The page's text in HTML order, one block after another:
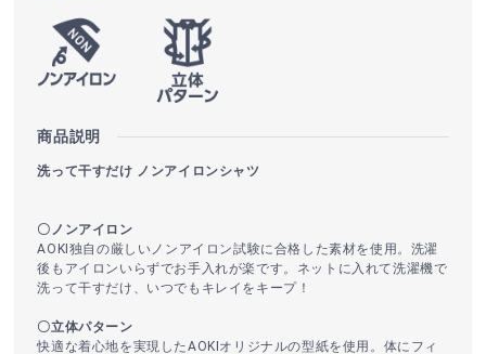
商品説明
洗って干すだけ ノンアイロンシャツ
〇ノンアイロン
AOKI独自の厳しいノンアイロン試験に合格した素材を使用。洗濯
後もアイロンいらずでお手入れが楽です。ネットに入れて洗濯機で
洗って干すだけ、いつでもキレイをキープ！
〇立体パターン
快適な着心地を実現したAOKIオリジナルの型紙を使用。体にフィ